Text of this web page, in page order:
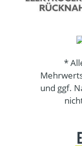
*
und ggf.